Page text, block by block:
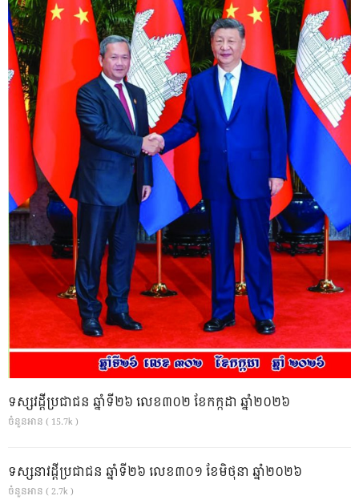
ទស្សវដ្តីប្រជាជន ឆ្នាំទី២៦ លេខ៣០២ ខែកក្កដា ឆ្នាំ២០២៦
ចំនួនអាន ( 15.7k )
ទស្សនាវដ្ដីប្រជាជន ឆ្នាំទី២៦ លេខ៣០១ ខែមិថុនា ឆ្នាំ២០២៦
ចំនួនអាន ( 2.7k )